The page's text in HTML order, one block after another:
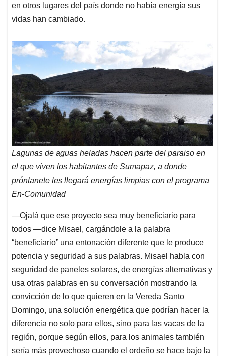
en otros lugares del país donde no había energía sus
vidas han cambiado.
Lagunas de aguas heladas hacen parte del paraiso en
el que viven los habitantes de Sumapaz, a donde
próntanete les llegará energías limpias con el programa
En-Comunidad
—Ojalá que ese proyecto sea muy beneficiario para
todos —dice Misael, cargándole a la palabra
“beneficiario” una entonación diferente que le produce
potencia y seguridad a sus palabras. Misael habla con
seguridad de paneles solares, de energías alternativas y
usa otras palabras en su conversación mostrando la
convicción de lo que quieren en la Vereda Santo
Domingo, una solución energética que podrían hacer la
diferencia no solo para ellos, sino para las vacas de la
región, porque según ellos, para los animales también
sería más provechoso cuando el ordeño se hace bajo la